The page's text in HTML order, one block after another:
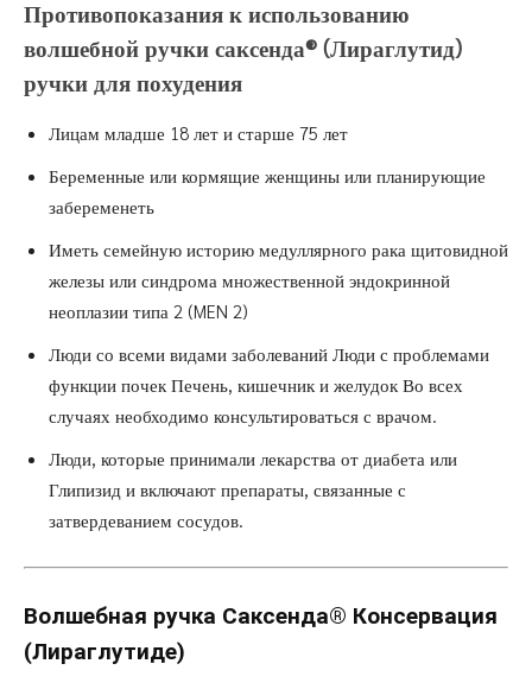
Противопоказания к использованию
волшебной ручки саксенда® (Лираглутид)
ручки для похудения
Лицам младше 18 лет и старше 75 лет
Беременные или кормящие женщины или планирующие
забеременеть
Иметь семейную историю медуллярного рака щитовидной
железы или синдрома множественной эндокринной
неоплазии типа 2 (MEN 2)
Люди со всеми видами заболеваний Люди с проблемами
функции почек Печень, кишечник и желудок Во всех
случаях необходимо консультироваться с врачом.
Люди, которые принимали лекарства от диабета или
Глипизид и включают препараты, связанные с
затвердеванием сосудов.
Волшебная ручка Саксенда® Консервация
(Лираглутиде)